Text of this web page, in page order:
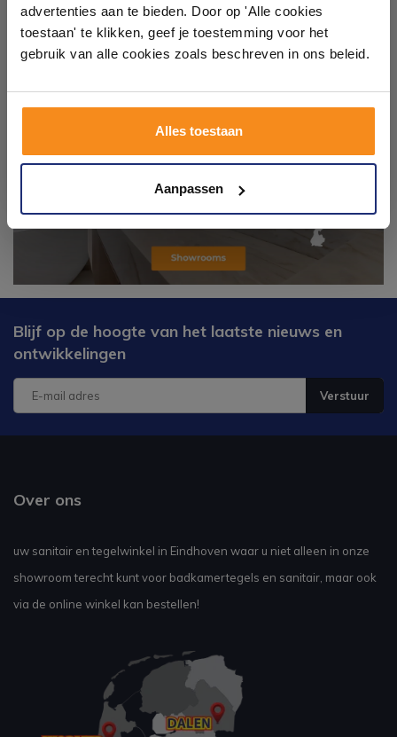
advertenties aan te bieden. Door op 'Alle cookies
toestaan' te klikken, geef je toestemming voor het
gebruik van alle cookies zoals beschreven in ons beleid.
Alles toestaan
Aanpassen
Blijf op de hoogte van het laatste nieuws en
ontwikkelingen
Verstuur
Over ons
uw sanitair en tegelwinkel in Eindhoven waar u niet alleen in onze
showroom terecht kunt voor badkamertegels en sanitair, maar ook
via de online winkel kan bestellen!
ervaren adviseurs helpen je persoonlijk, en je vindt
tegels & sanitair direct uit voorraad. Gratis parkeren
op eigen terrein.
Kom langs en ervaar zelf het verschil!